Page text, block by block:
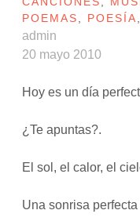
POEMAS
POESÍA
admin
20 mayo 2010
Hoy es un día
¿Te apuntas?.
El sol, el calor, el
Una sonrisa perfecta